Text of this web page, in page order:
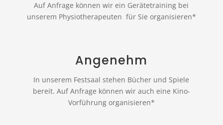
Auf Anfrage können wir ein Gerätetraining bei
unserem Physiotherapeuten für Sie organisieren*
Angenehm
In unserem Festsaal stehen Bücher und Spiele
bereit. Auf Anfrage können wir auch eine Kino-
Vorführung organisieren*